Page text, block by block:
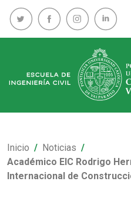
Inicio
Noticias
Académico EIC Rodrigo
Internacional de